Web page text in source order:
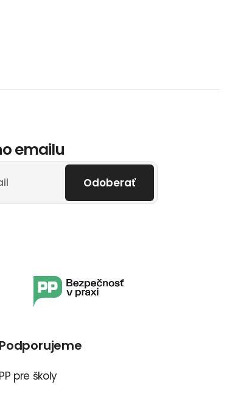
emailu
Odoberať
Podporujeme
PP pre školy